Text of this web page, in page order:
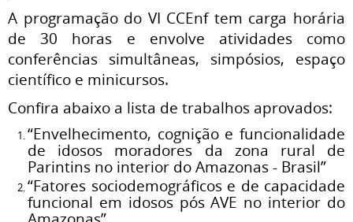
A programação do VI CCEnf tem carga horária
de 30 horas e envolve atividades como
conferências simultâneas, simpósios, espaço
científico e minicursos.
Confira abaixo a lista de trabalhos aprovados:
“Envelhecimento, cognição e funcionalidade
de idosos moradores da zona rural de
Parintins no interior do Amazonas - Brasil”
“Fatores sociodemográficos e de capacidade
funcional em idosos pós AVE no interior do